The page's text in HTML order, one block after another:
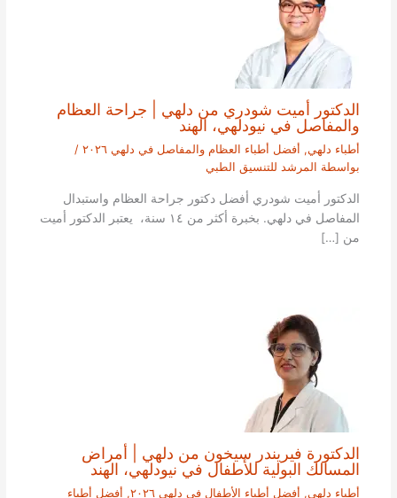
الدكتور أميت شودري من دلهي | جراحة العظام
والمفاصل في نيودلهي، الهند
أطباء دلهي, أفضل أطباء العظام والمفاصل في دلهي ٢٠٢٦
/
بواسطة المرشد للتنسيق الطبي
الدكتور أميت شودري أفضل دكتور جراحة العظام واستبدال
المفاصل في دلهي. بخبرة أكثر من ١٤ سنة، يعتبر الدكتور أميت
من […]
الدكتورة فيريندر سيخون من دلهي | أمراض
المسالك البولية للأطفال في نيودلهي، الهند
أطباء دلهي, أفضل أطباء الأطفال في دلهي ٢٠٢٦ , أفضل أطباء